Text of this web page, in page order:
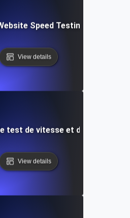
Speed Testing &
View details
test de vitesse et de
View details